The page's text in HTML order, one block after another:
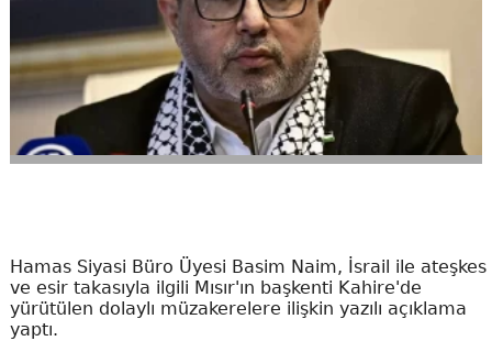
Hamas Siyasi Büro Üyesi Basim Naim, İsrail ile ateşkes
ve esir takasıyla ilgili Mısır'ın başkenti Kahire'de
yürütülen dolaylı müzakerelere ilişkin yazılı açıklama
yaptı.